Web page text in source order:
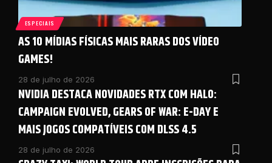
ESPECIAIS
AS 10 MÍDIAS FÍSICAS MAIS RARAS DOS VÍDEO
GAMES!
28 de julho de 2026
NVIDIA DESTACA NOVIDADES RTX COM HALO:
CAMPAIGN EVOLVED, GEARS OF WAR: E-DAY E
MAIS JOGOS COMPATÍVEIS COM DLSS 4.5
28 de julho de 2026